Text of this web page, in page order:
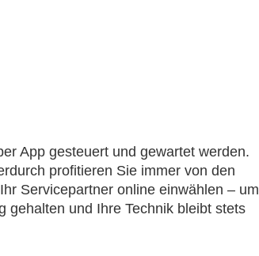
App gesteuert und gewartet werden.
profitieren Sie immer von den
Servicepartner online einwählen – um
gehalten und Ihre Technik bleibt stets